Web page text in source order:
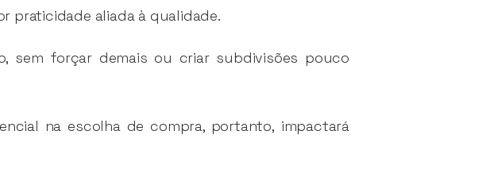
praticidade aliada à qualidade.
sem forçar demais ou criar subdivisões pouco
na escolha de compra, portanto, impactará